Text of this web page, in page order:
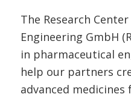
The Research
Engineering GmbH
in pharmaceutical
help our partners
advanced